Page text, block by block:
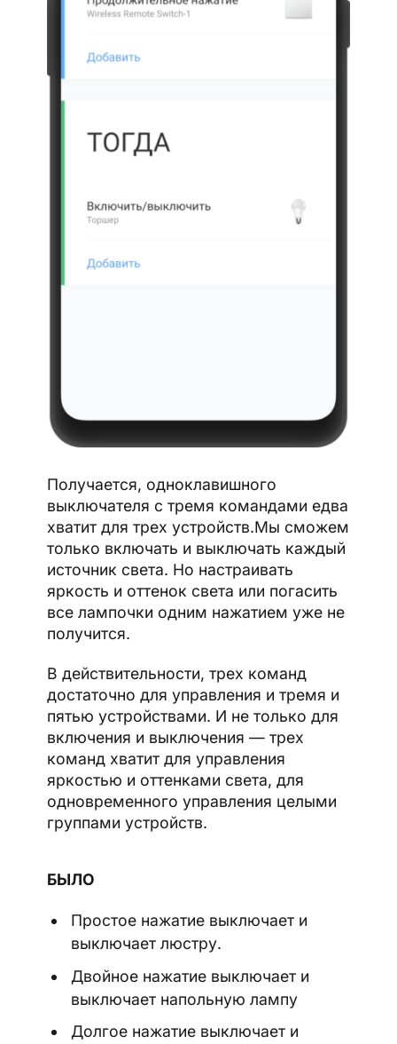
Получается, одноклавишного
выключателя с тремя командами едва
хватит для трех устройств.Мы сможем
только включать и выключать каждый
источник света. Но настраивать
яркость и оттенок света или погасить
все лампочки одним нажатием уже не
получится.
В действительности, трех команд
достаточно для управления и тремя и
пятью устройствами. И не только для
включения и выключения — трех
команд хватит для управления
яркостью и оттенками света, для
одновременного управления целыми
группами устройств.
БЫЛО
Простое нажатие выключает и
выключает люстру.
Двойное нажатие выключает и
выключает напольную лампу
Долгое нажатие выключает и